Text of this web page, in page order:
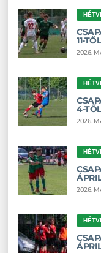
11-
2026.
4-
2026.
2026.